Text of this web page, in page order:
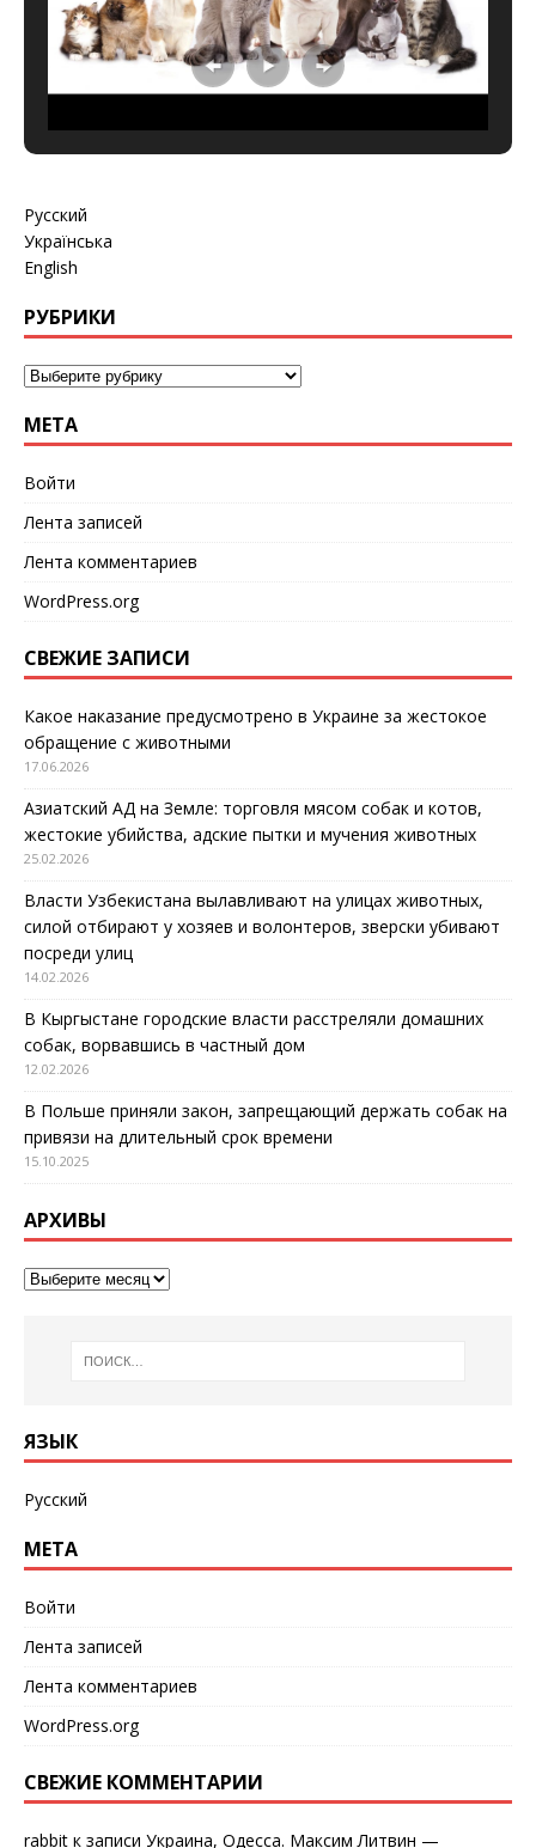
Русский
Українська
English
РУБРИКИ
МЕТА
Войти
Лента записей
Лента комментариев
WordPress.org
СВЕЖИЕ ЗАПИСИ
Какое наказание предусмотрено в Украине за жестокое
обращение с животными
17.06.2026
Азиатский АД на Земле: торговля мясом собак и котов,
жестокие убийства, адские пытки и мучения животных
25.02.2026
Власти Узбекистана вылавливают на улицах животных,
силой отбирают у хозяев и волонтеров, зверски убивают
посреди улиц
14.02.2026
В Кыргыстане городские власти расстреляли домашних
собак, ворвавшись в частный дом
12.02.2026
В Польше приняли закон, запрещающий держать собак на
привязи на длительный срок времени
15.10.2025
АРХИВЫ
ЯЗЫК
Русский
МЕТА
Войти
Лента записей
Лента комментариев
WordPress.org
СВЕЖИЕ КОММЕНТАРИИ
rabbit к записи Украина, Одесса. Максим Литвин —